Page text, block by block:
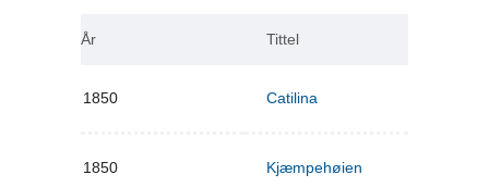
År Tittel
1850 Catilina
1850 Kjæmpehøien